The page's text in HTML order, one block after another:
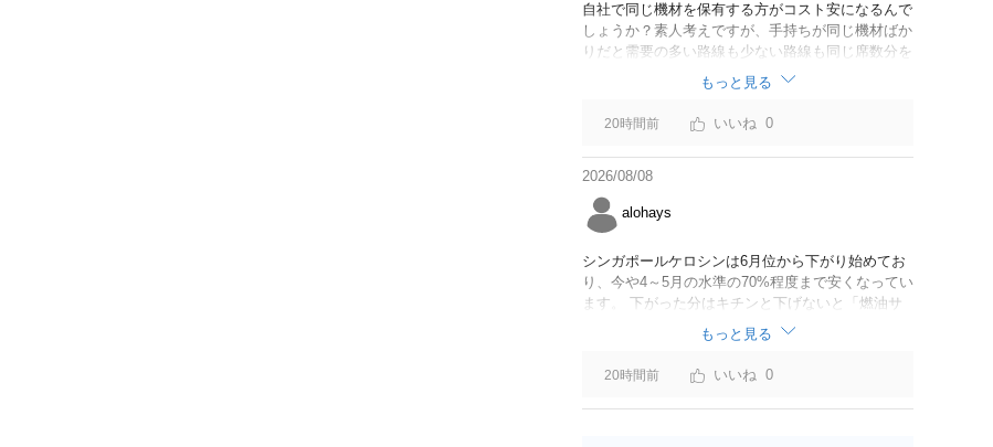
自社で同じ機材を保有する方がコスト安になるんで
しょうか？素人考えですが、手持ちが同じ機材ばか
りだと需要の多い路線も少ない路線も同じ席数分を
供給することになるので、需要が多い路線には大型
機材を当て、少ない路線には小型機材を当てるな
ど、席数を調整するにはリース契約の方が対応しや
すいと思いました。
もっと見る
20時間前 0
2026/08/08
alohays
シンガポールケロシンは6月位から下がり始めてお
り、今や4～5月の水準の70%程度まで安くなってい
ます。 下がった分はキチンと下げないと「燃油サ
ーチャージ＝利益」と判断されますよ。
もっと見る
20時間前 0